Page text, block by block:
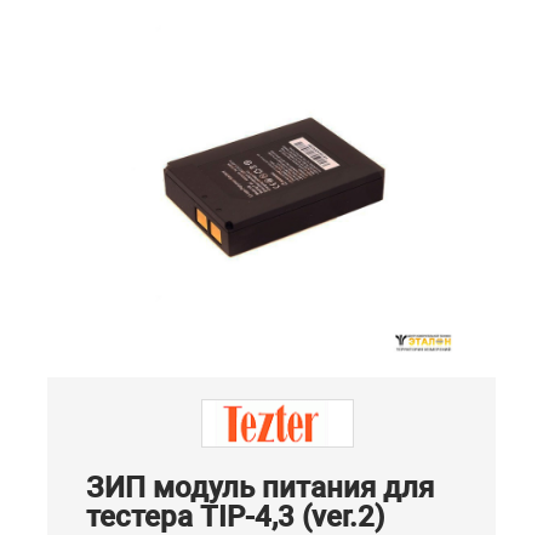
ЗИП модуль питания для
тестера TIP-4,3 (ver.2)